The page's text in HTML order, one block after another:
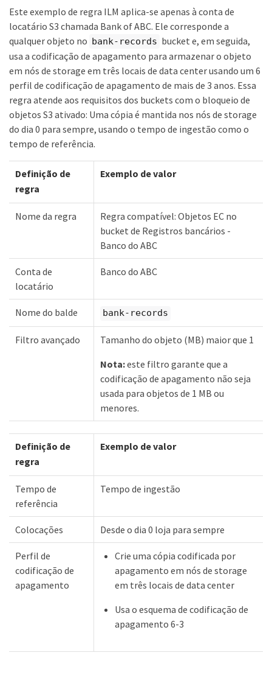
Este exemplo de regra ILM aplica-se apenas à conta de
locatário S3 chamada Bank of ABC. Ele corresponde a
qualquer objeto no bank-records bucket e, em seguida,
usa a codificação de apagamento para armazenar o objeto
em nós de storage em três locais de data center usando um 6
perfil de codificação de apagamento de mais de 3 anos. Essa
regra atende aos requisitos dos buckets com o bloqueio de
objetos S3 ativado: Uma cópia é mantida nos nós de storage
do dia 0 para sempre, usando o tempo de ingestão como o
tempo de referência.
Definição de
regra
Exemplo de valor
Nome da regra
Regra compatível: Objetos EC no
bucket de Registros bancários -
Banco do ABC
Conta de
locatário
Banco do ABC
Nome do balde bank-records
Filtro avançado
Tamanho do objeto (MB) maior que 1
Nota:este filtro garante que a
codificação de apagamento não seja
usada para objetos de 1 MB ou
menores.
Definição de
regra
Exemplo de valor
Tempo de
referência
Tempo de ingestão
Colocações Desde o dia 0 loja para sempre
Perfil de
codificação de
apagamento
Crie uma cópia codificada por
apagamento em nós de storage
em três locais de data center
Usa o esquema de codificação de
apagamento 6-3